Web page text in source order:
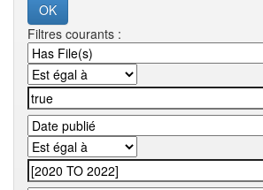
Filtres courants :